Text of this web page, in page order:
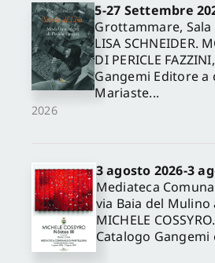
2026
5-27 Settembre
Grottammare,
LISA SCHNEIDER.
DI PERICLE
Gangemi Editore a
Mariaste...
3 agosto 2026-3
Mediateca
via Baia del
MICHELE
Catalogo Gangemi